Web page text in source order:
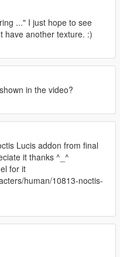
..." I just hope to see
have another texture. :)
in the video?
Lucis addon from final
it thanks ^_^
for it
human/10813-noctis-